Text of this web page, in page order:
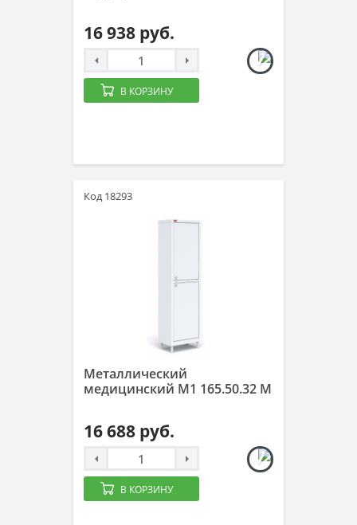
16 938 руб.
В КОРЗИНУ
Код 18293
Металлический
медицинский М1 165.50.32 М
16 688 руб.
В КОРЗИНУ